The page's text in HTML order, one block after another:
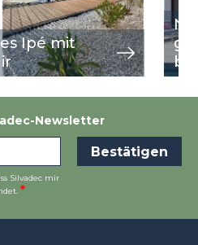
Ipé mit
Newsletter
Silvadec mir